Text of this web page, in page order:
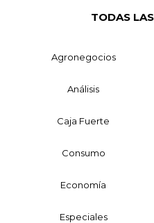
TODAS
Agronegocios
Análisis
Caja Fuerte
Consumo
Economía
Especiales